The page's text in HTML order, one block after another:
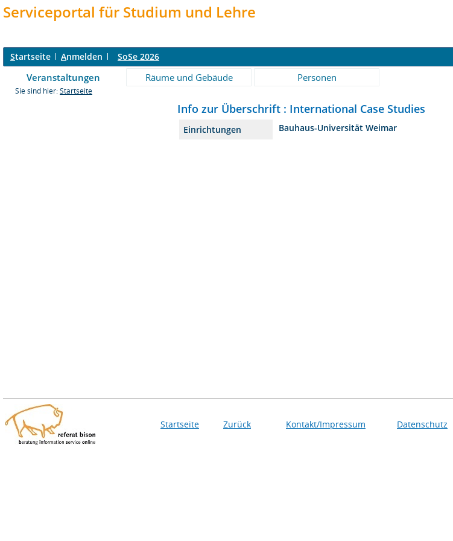
Serviceportal für Studium und Lehre
Startseite Anmelden SoSe 2026
Veranstaltungen Räume und Gebäude Personen
Sie sind hier: Startseite
Info zur Überschrift : International Case Studies
Einrichtungen Bauhaus-Universität Weimar
Startseite Zurück Kontakt/Impressum Datenschutz